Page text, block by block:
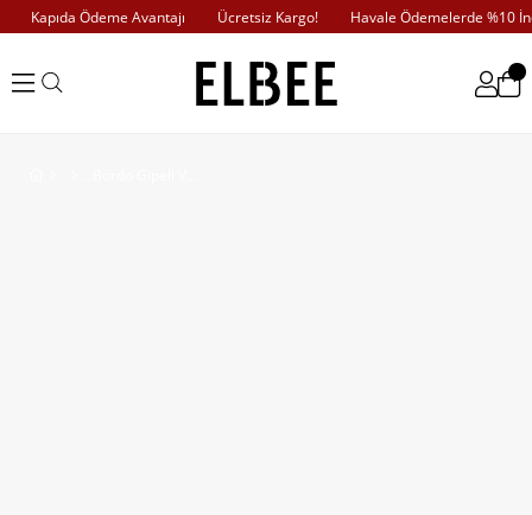
Kapıda Ödeme Avantajı Ücretsiz Kargo! Havale Ödemelerde %10